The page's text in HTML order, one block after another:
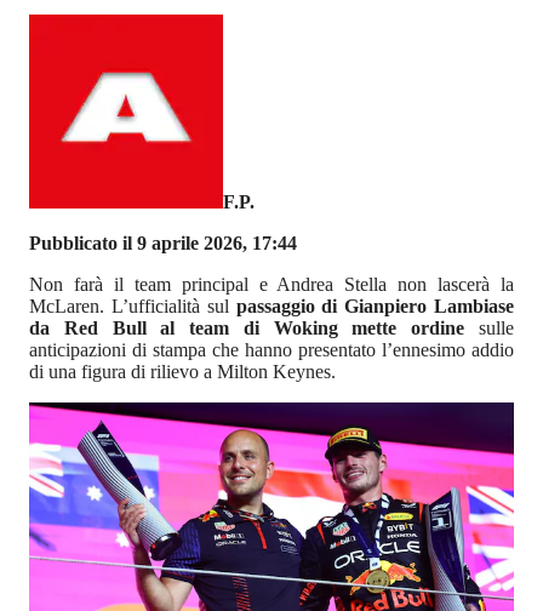
F.P.
Pubblicato il 9 aprile 2026, 17:44
Non farà il team principal e Andrea Stella non lascerà la
McLaren. L’ufficialità sul passaggio di Gianpiero Lambiase
da Red Bull al team di Woking mette ordine sulle
anticipazioni di stampa che hanno presentato l’ennesimo addio
di una figura di rilievo a Milton Keynes.